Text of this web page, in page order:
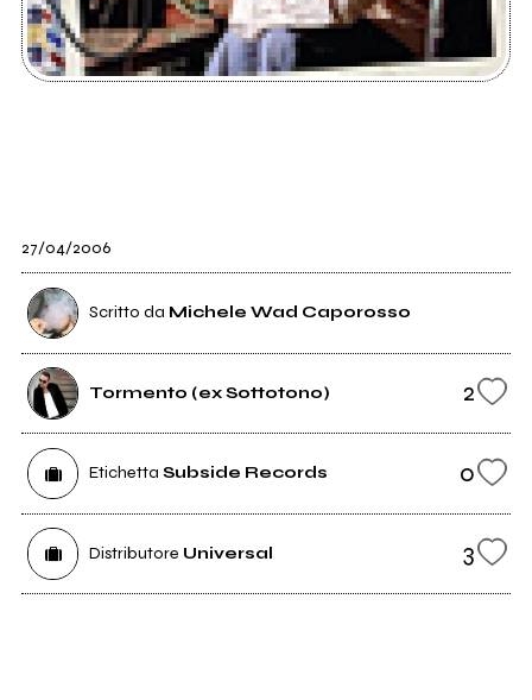
27/04/2006
Scritto da Michele Wad Caporosso
Tormento (ex Sottotono) 2
Etichetta Subside Records 0
Distributore Universal 3